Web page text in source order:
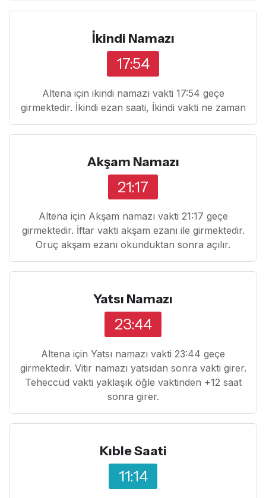
İkindi Namazı
17:54
Altena için ikindi namazı vakti 17:54 geçe
girmektedir. İkindi ezan saati, İkindi vakti ne zaman
Akşam Namazı
21:17
Altena için Akşam namazı vakti 21:17 geçe
girmektedir. İftar vakti akşam ezanı ile girmektedir.
Oruç akşam ezanı okunduktan sonra açılır.
Yatsı Namazı
23:44
Altena için Yatsı namazı vakti 23:44 geçe
girmektedir. Vitir namazı yatsıdan sonra vakti girer.
Teheccüd vakti yaklaşık öğle vaktinden +12 saat
sonra girer.
Kıble Saati
11:14